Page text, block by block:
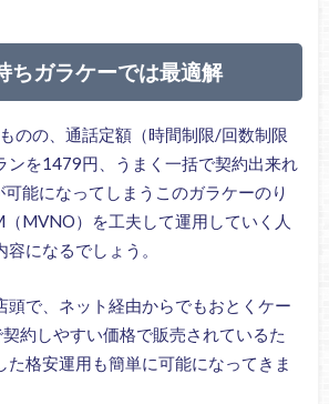
ちガラケーでは最適解
のの、通話定額（時間制限/回数制限
ンを1479円、うまく一括で契約出来れ
能になってしまうこのガラケーのり
MVNO）を工夫して運用していく人
になるでしょう。
頭で、ネット経由からでもおとくケー
約しやすい価格で販売されているた
た格安運用も簡単に可能になってきま